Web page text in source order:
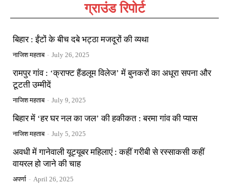
ग्राउंड रिपोर्ट
बिहार : ईंटों के बीच दबे भट्ठा मजदूरों की व्यथा
नाजिश महताब - July 26, 2025
रामपुर गांव : ‘क्राफ्ट हैंडलूम विलेज’ में बुनकरों का अधूरा सपना और
टूटती उम्मीदें
नाजिश महताब - July 9, 2025
बिहार में ‘हर घर नल का जल’ की हकीकत : बरमा गांव की प्यास
नाजिश महताब - July 5, 2025
अवधी में गानेवाली यूट्यूबर महिलाएं : कहीं गरीबी से रस्साकसी कहीं
वायरल हो जाने की चाह
अपर्णा - April 26, 2025